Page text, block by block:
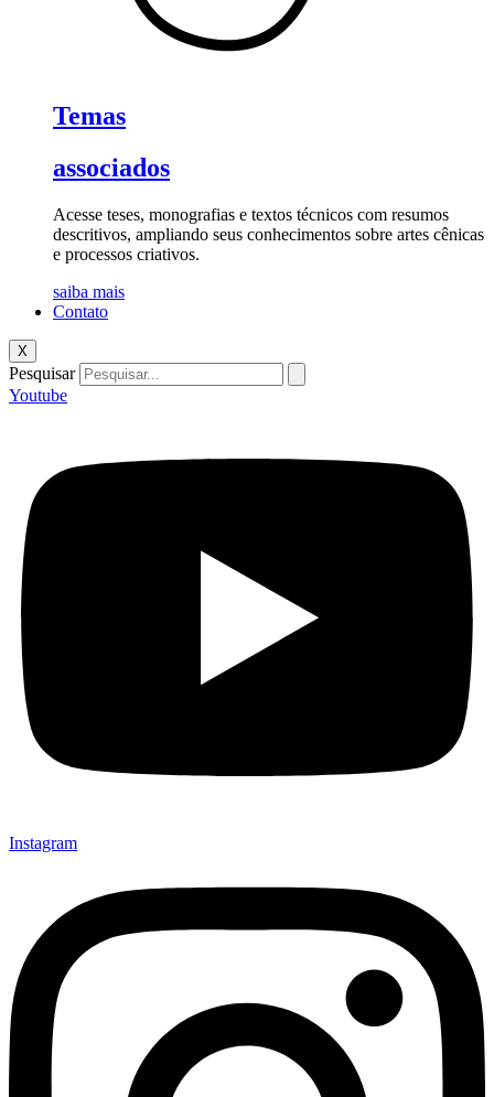
Temas
associados
Acesse teses, monografias e textos técnicos com resumos
descritivos, ampliando seus conhecimentos sobre artes cênicas
e processos criativos.
saiba mais
Contato
X
Pesquisar
Youtube
Instagram